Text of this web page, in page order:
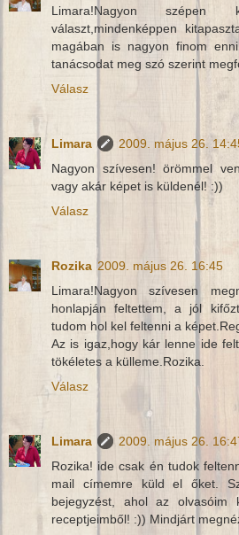
Limara!Nagyon
választ,mindenképpen
magában is nagyon finom
tanácsodat meg szó szerint
Válasz
Limara
2009. május 26.
Nagyon szívesen! örömmel
vagy akár képet is küldenél! :))
Válasz
Rozika 2009. május 26. 16:45
Limara!Nagyon szívesen
honlapján feltettem, a jól
tudom hol kel feltenni a
Az is igaz,hogy kár lenne ide
tökéletes a külleme.Rozika.
Válasz
Limara
2009. május 26.
Rozika! ide csak én tudok
mail címemre küld el őket.
bejegyzést, ahol az olvasóim
receptjeimből! :)) Mindjárt